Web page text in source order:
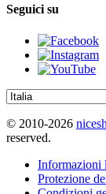
Seguici su
© 2010-2026
reserved.
Informazioni
Protezione